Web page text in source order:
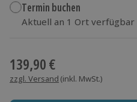
Termin buchen
Aktuell an 1 Ort verfügbar
139,90 €
zzgl. Versand (inkl. MwSt.)